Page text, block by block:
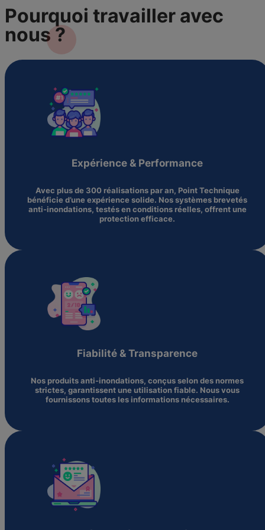
Pourquoi travailler avec
nous?
Expérience & Performance
Avec plus de 300 réalisations par an, Point Technique
bénéficie d’une expérience solide. Nos systèmes brevetés
anti-inondations, testés en conditions réelles, offrent une
protection efficace.
Fiabilité & Transparence
Nos produits anti-inondations, conçus selon des normes
strictes, garantissent une utilisation fiable. Nous vous
fournissons toutes les informations nécessaires.